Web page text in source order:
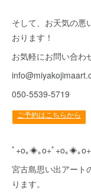
そして、お天気の悪
おります！
お気軽にお問い合わ
050-5539-5719
ﾟ+o｡◈｡o+ﾟ+o｡◈｡
宮古島思い出アート
ります。